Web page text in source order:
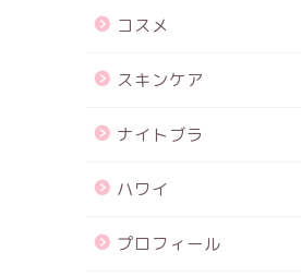
コスメ
スキンケア
ナイトブラ
ハワイ
プロフィール